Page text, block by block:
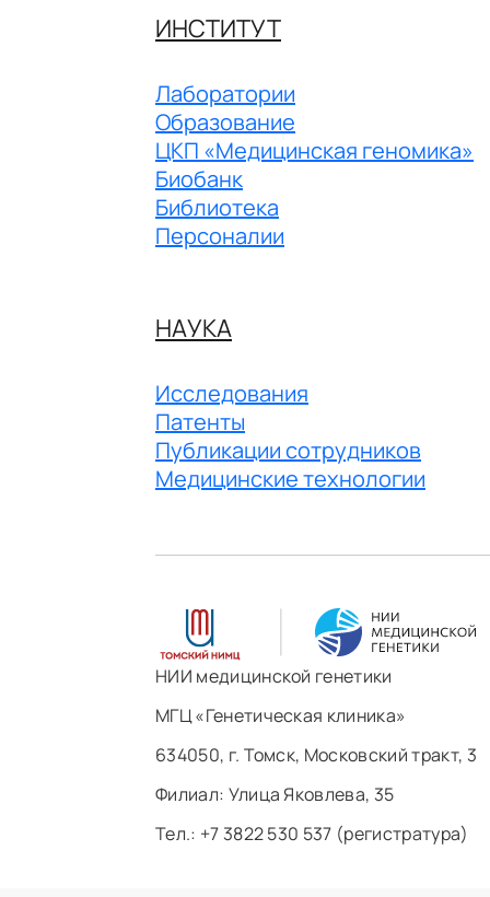
ИНСТИТУТ
Лаборатории
Образование
ЦКП «Медицинская геномика»
Биобанк
Библиотека
Персоналии
НАУКА
Исследования
Патенты
Публикации сотрудников
Медицинские технологии
НИИ медицинской генетики
МГЦ «Генетическая клиника»
634050, г. Томск, Московский тракт, 3
Филиал: ​Улица Яковлева, 35
Тел.: +7 3822 530 537 (регистратура)